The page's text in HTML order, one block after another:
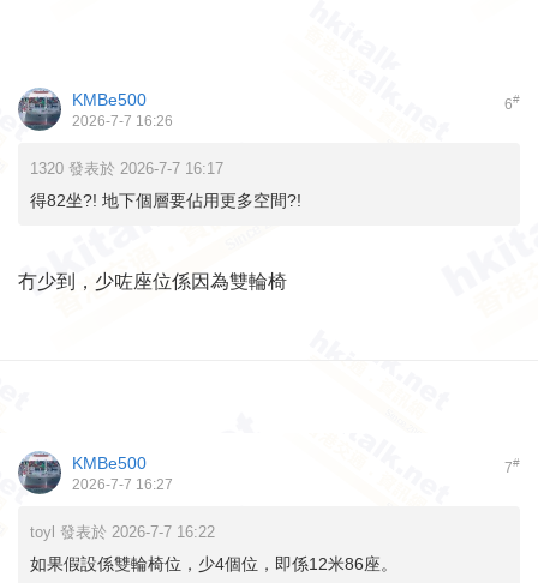
6#
KMBe500
2026-7-7 16:26
1320 發表於 2026-7-7 16:17
得82坐?! 地下個層要佔用更多空間?!
冇少到，少咗座位係因為雙輪椅
7#
KMBe500
2026-7-7 16:27
toyl 發表於 2026-7-7 16:22
如果假設係雙輪椅位，少4個位，即係12米86座。